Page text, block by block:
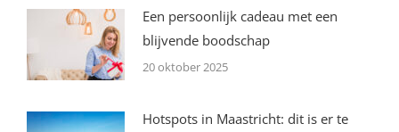
Een persoonlijk cadeau met een
blijvende boodschap
20 oktober 2025
Hotspots in Maastricht: dit is er te